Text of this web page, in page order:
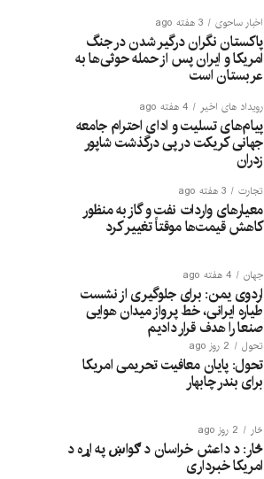
اخبار ساحوی 3 هفته ago
پاکستان نگران درگیر شدن در جنگ
امریکا و ایران پس از حمله حوثی‌ها به
عربستان است
رویداد های اخیر 4 هفته ago
پیام‌های تسلیت و ادای احترام جامعه
جهانی کریکت در پی درگذشت شاپور
زدران
تجارت 3 هفته ago
معیارهای واردات نفت و گاز به منظور
کاهش قیمت‌ها موقتاً تغییر کرد
جهان 4 هفته ago
اردوی یمن: برای جلوگیری از نشست
طیاره ایرانی، خط پرواز میدان هوایی
صنعا را هدف قرار دادیم
تحول 2 روز ago
تحول: پایان معافیت تحریمی امریکا
برای بندر چابهار
څار 2 روز ago
څار: د داعش خراسان د ګواښ په اړه د
امریکا خبرداری